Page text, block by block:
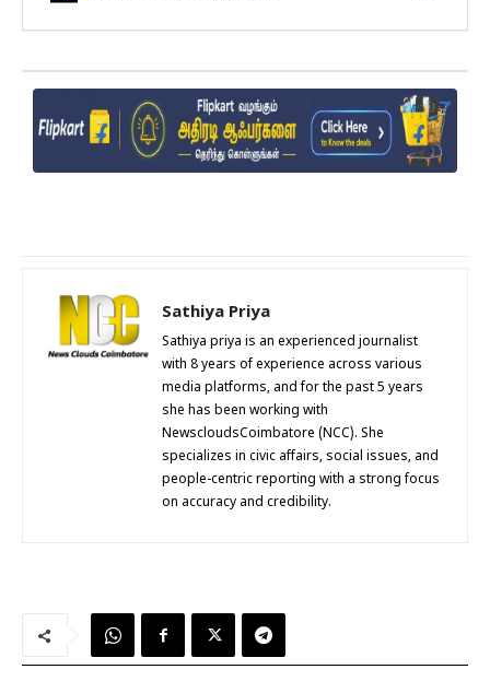
Sathiya Priya
Sathiya priya is an experienced journalist
with 8 years of experience across various
media platforms, and for the past 5 years
she has been working with
NewscloudsCoimbatore (NCC). She
specializes in civic affairs, social issues, and
people-centric reporting with a strong focus
on accuracy and credibility.